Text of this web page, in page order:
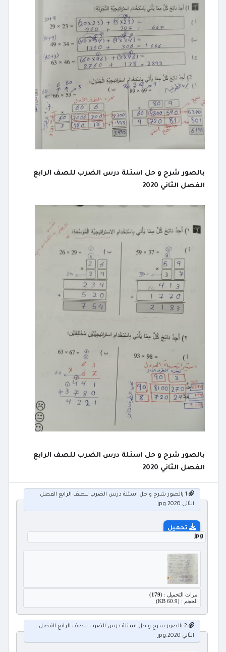
بالصور شرح و حل اسئلة درس الضرب للصف الرابع
الفصل الثاني 2020
بالصور شرح و حل اسئلة درس الضرب للصف الرابع
الفصل الثاني 2020
1 بالصور شرح و حل اسئلة درس الضرب للصف الرابع الفصل
الثاني 2020.jpg
تحميل
jpg
مرات التحميل : (179
)
الحجم : (60.9 KB)
2 بالصور شرح و حل اسئلة درس الضرب للصف الرابع الفصل
الثاني 2020.jpg